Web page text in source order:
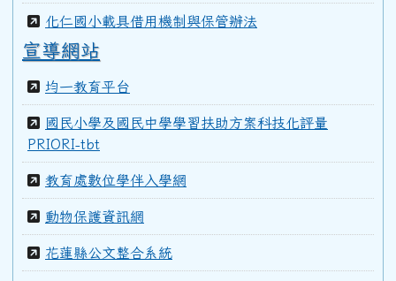
化仁國小載具借用機制與保管辦法
宣導網站
均一教育平台
國民小學及國民中學學習扶助方案科技化評量
PRIORI-tbt
教育處數位學伴入學網
動物保護資訊網
花蓮縣公文整合系統